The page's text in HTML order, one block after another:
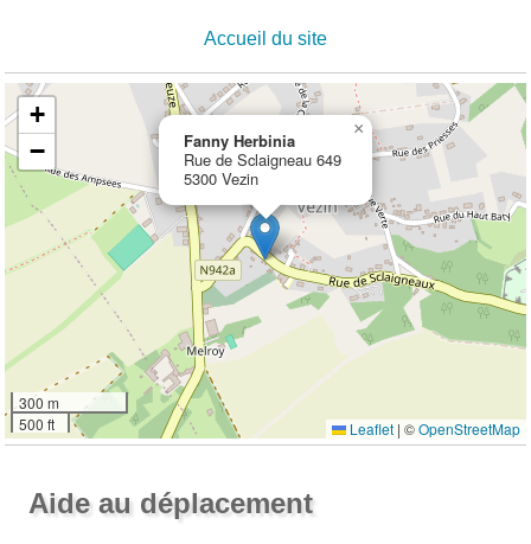
Accueil du site
Fanny Herbinia
Rue de Sclaigneau 649
5300 Vezin
×
+
−
300 m
500 ft
Leaflet | ©OpenStreetMap
Aide au déplacement